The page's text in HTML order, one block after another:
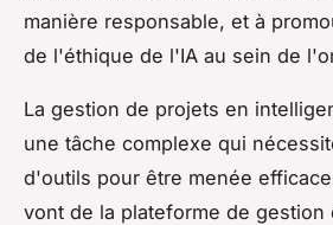
manière responsable, et à
de l'éthique de l'IA au sein de
La gestion de projets en
une tâche complexe qui
d'outils pour être menée
vont de la plateforme de gestion